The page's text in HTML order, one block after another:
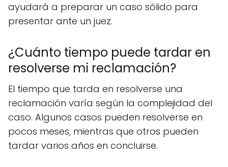
ayudará a preparar un caso sólido para
presentar ante un juez.
¿Cuánto tiempo puede tardar en
resolverse mi reclamación?
El tiempo que tarda en resolverse una
reclamación varía según la complejidad del
caso. Algunos casos pueden resolverse en
pocos meses, mientras que otros pueden
tardar varios años en concluirse.